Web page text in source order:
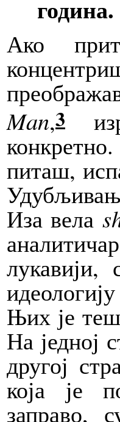
година.
Ако
Man,3
питаш,
Иза вела
Њих је
На једној
другој
која је
заправо,